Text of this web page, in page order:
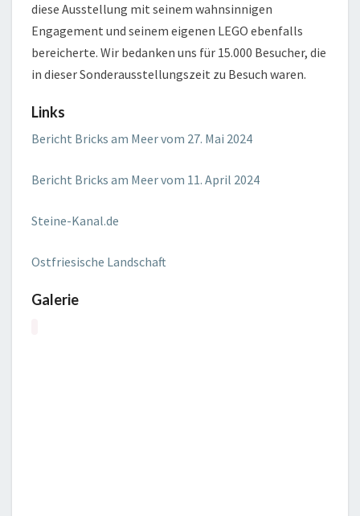
diese Ausstellung mit seinem wahnsinnigen
Engagement und seinem eigenen LEGO ebenfalls
bereicherte. Wir bedanken uns für 15.000 Besucher, die
in dieser Sonderausstellungszeit zu Besuch waren.
Links
Bericht Bricks am Meer vom 27. Mai 2024
Bericht Bricks am Meer vom 11. April 2024
Steine-Kanal.de
Ostfriesische Landschaft
Galerie